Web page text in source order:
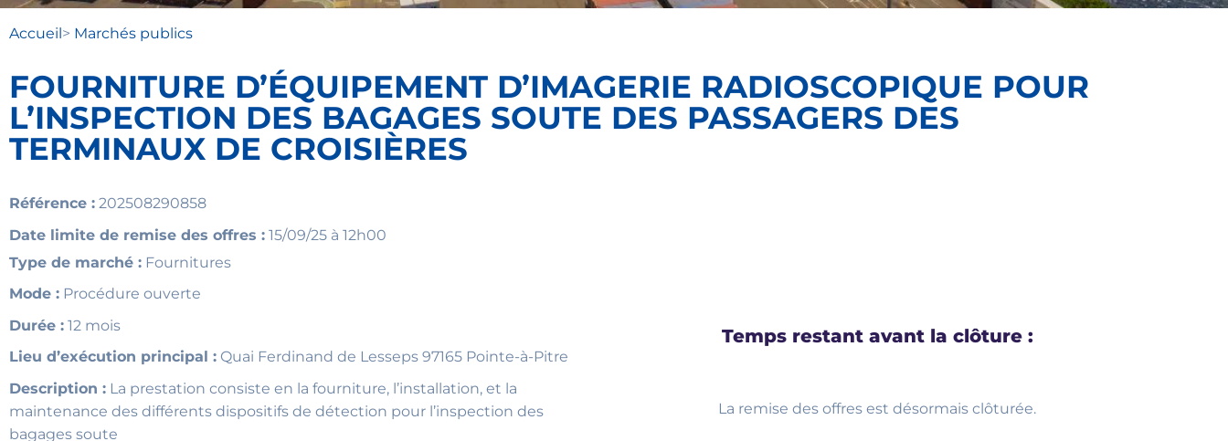
Accueil> Marchés publics
FOURNITURE D’ÉQUIPEMENT D’IMAGERIE RADIOSCOPIQUE POUR
L’INSPECTION DES BAGAGES SOUTE DES PASSAGERS DES
TERMINAUX DE CROISIÈRES
Référence : 202508290858
Date limite de remise des offres : 15/09/25 à 12h00
Type de marché : Fournitures
Mode : Procédure ouverte
Durée : 12 mois
Lieu d’exécution principal : Quai Ferdinand de Lesseps 97165 Pointe-à-Pitre
Description : La prestation consiste en la fourniture, l’installation, et la
maintenance des différents dispositifs de détection pour l’inspection des
bagages soute
Temps restant avant la clôture :
La remise des offres est désormais clôturée.